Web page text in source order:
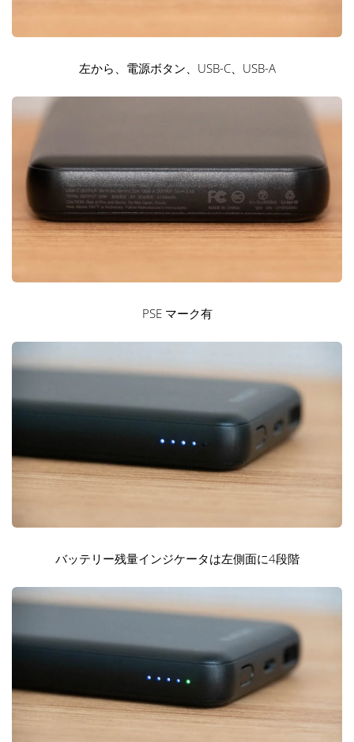
左から、電源ボタン、USB-C、USB-A
PSE マーク有
バッテリー残量インジケータは左側面に4段階